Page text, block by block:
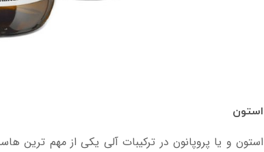
استون
استون و یا پروپانون در ترکیبات آلی یکی از مهم ترین